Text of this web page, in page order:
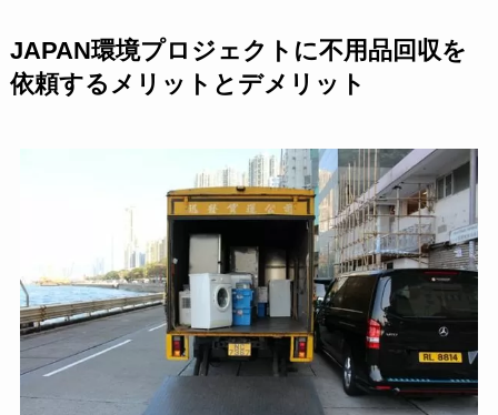
JAPAN環境プロジェクトに不用品回収を
依頼するメリットとデメリット